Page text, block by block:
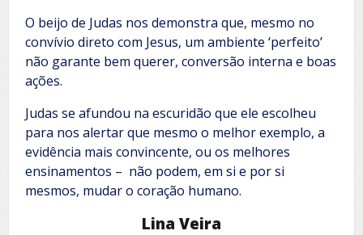
O beijo de Judas nos demonstra que, mesmo no
convívio direto com Jesus, um ambiente ‘perfeito’
não garante bem querer, conversão interna e boas
ações.
Judas se afundou na escuridão que ele escolheu
para nos alertar que mesmo o melhor exemplo, a
evidência mais convincente, ou os melhores
ensinamentos – não podem, em si e por si
mesmos, mudar o coração humano.
Lina Veira